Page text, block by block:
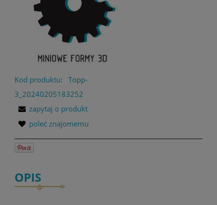
Kod produktu:
Topp-
3_20240205183252
zapytaj o produkt
poleć znajomemu
OPIS